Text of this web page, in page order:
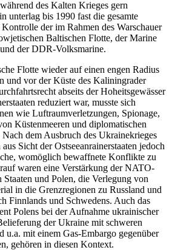
des Kalten Krieges gern
unterlag bis 1990 fast die gesamte
der im Rahmen des Warschauer
Baltischen Flotte, der Marine
der DDR-Volksmarine.
Flotte wieder auf einen engen Radius
und vor der Küste des Kaliningrader
abseits der Hoheitsgewässer
reduziert war, musste sich
wie Luftraumverletzungen, Spionage,
Küstenmeeren und diplomatischen
dem Ausbruch des Ukrainekrieges
Sicht der Ostseeanrainerstaaten jedoch
womöglich bewaffnete Konflikte zu
waren eine Verstärkung der NATO-
Staaten und Polen, die Verlegung von
in die Grenzregionen zu Russland und
Finnlands und Schwedens. Auch das
Polens bei der Aufnahme ukrainischer
der Ukraine mit schweren
u.a. mit einem Gas-Embargo gegenüber
gehören in diesen Kontext.